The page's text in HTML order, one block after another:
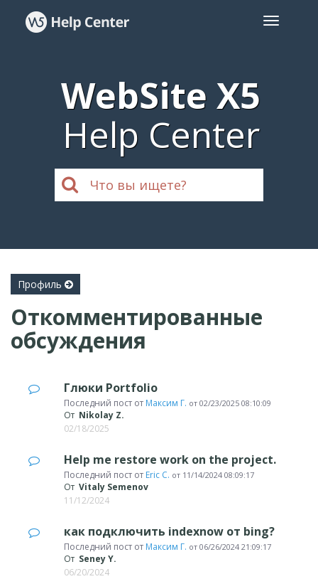
WebSite X5
Help Center
Профиль
Откомментированные
обсуждения
Глюки Portfolio
Последний пост от Максим Г. от 02/23/2025 08:10:09
От Nikolay Z.
02/18/2025
Help me restore work on the project.
Последний пост от Eric C. от 11/14/2024 08:09:17
От Vitaly Semenov
11/12/2024
как подключить indexnow от bing?
Последний пост от Максим Г. от 06/26/2024 21:09:17
От Seney Y.
06/20/2024